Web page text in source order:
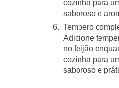
cozinha para
saboroso e
Tempero
Adicione
no feijão
cozinha para
saboroso e